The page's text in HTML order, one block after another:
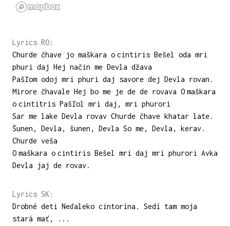
Lyrics RO:
Churde čhave jo maškara o cintiris Bešel oda mri
phuri daj Hej način me Devla džava
Pašľom odoj mri phuri daj savore dej Devla rovan.
Mirore čhavale Hej bo me je de de rovava O maškara
o cintitris Pašľol mri daj, mri phurori
Sar me lake Devla rovav Churde čhave khatar late.
Šunen, Devla, šunen, Devla So me, Devla, kerav.
Churde veša
O maškara o cintiris Bešel mri daj mri phurori Avka
Devla jaj de rovav.
Lyrics SK:
Drobné deti Neďaleko cintorína. Sedí tam moja
stará mať, ...